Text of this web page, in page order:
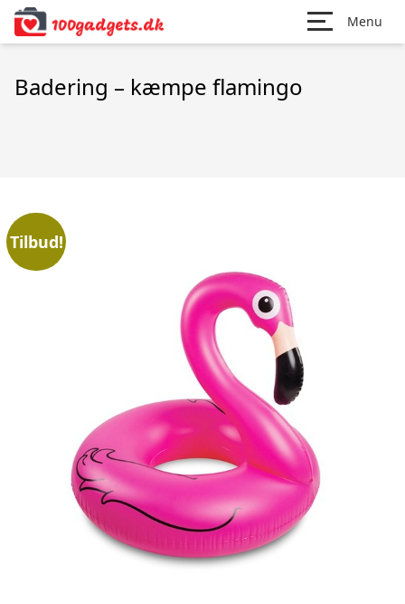
Menu
Badering – kæmpe flamingo
Tilbud!